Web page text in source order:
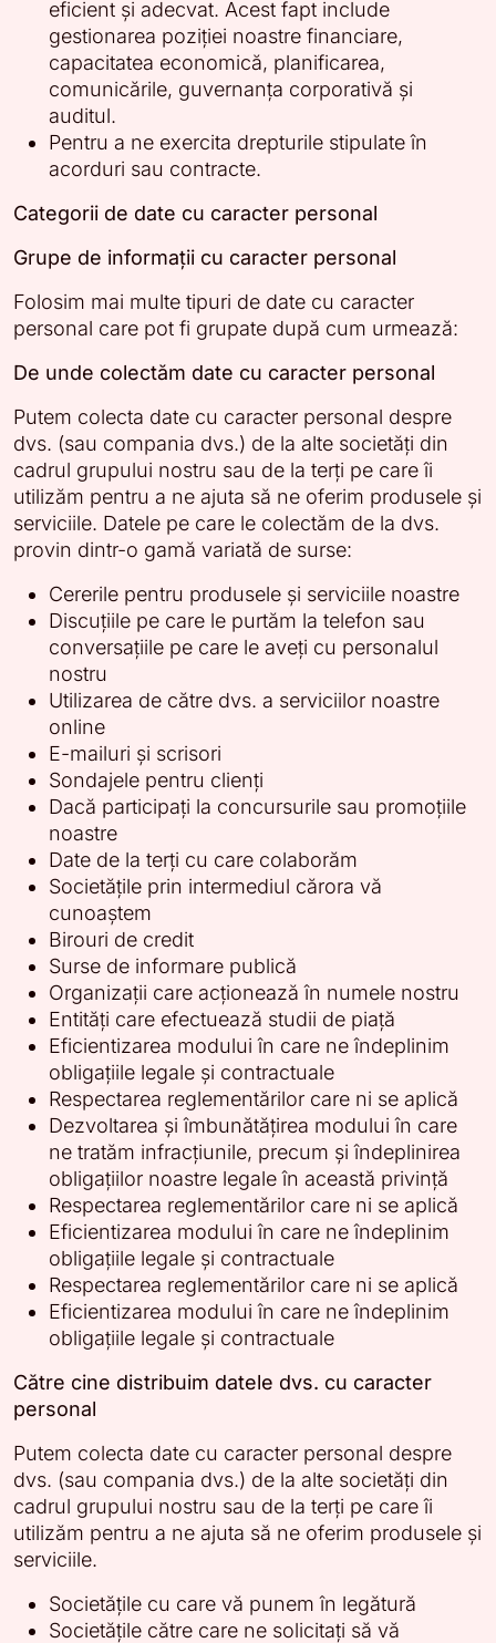
eficient și adecvat. Acest fapt include
gestionarea poziției noastre financiare,
capacitatea economică, planificarea,
comunicările, guvernanța corporativă și
auditul.
Pentru a ne exercita drepturile stipulate în
acorduri sau contracte.
Categorii de date cu caracter personal
Grupe de informații cu caracter personal
Folosim mai multe tipuri de date cu caracter
personal care pot fi grupate după cum urmează:
De unde colectăm date cu caracter personal
Putem colecta date cu caracter personal despre
dvs. (sau compania dvs.) de la alte societăți din
cadrul grupului nostru sau de la terți pe care îi
utilizăm pentru a ne ajuta să ne oferim produsele și
serviciile. Datele pe care le colectăm de la dvs.
provin dintr-o gamă variată de surse:
Cererile pentru produsele și serviciile noastre
Discuțiile pe care le purtăm la telefon sau
conversațiile pe care le aveți cu personalul
nostru
Utilizarea de către dvs. a serviciilor noastre
online
E-mailuri și scrisori
Sondajele pentru clienți
Dacă participați la concursurile sau promoțiile
noastre
Date de la terți cu care colaborăm
Societățile prin intermediul cărora vă
cunoaștem
Birouri de credit
Surse de informare publică
Organizații care acționează în numele nostru
Entități care efectuează studii de piață
Eficientizarea modului în care ne îndeplinim
obligațiile legale și contractuale
Respectarea reglementărilor care ni se aplică
Dezvoltarea și îmbunătățirea modului în care
ne tratăm infracțiunile, precum și îndeplinirea
obligațiilor noastre legale în această privință
Respectarea reglementărilor care ni se aplică
Eficientizarea modului în care ne îndeplinim
obligațiile legale și contractuale
Respectarea reglementărilor care ni se aplică
Eficientizarea modului în care ne îndeplinim
obligațiile legale și contractuale
Către cine distribuim datele dvs. cu caracter
personal
Putem colecta date cu caracter personal despre
dvs. (sau compania dvs.) de la alte societăți din
cadrul grupului nostru sau de la terți pe care îi
utilizăm pentru a ne ajuta să ne oferim produsele și
serviciile.
Societățile cu care vă punem în legătură
Societățile către care ne solicitați să vă